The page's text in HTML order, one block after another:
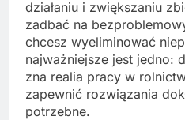
działaniu i zwiększaniu
zadbać na
chcesz wyeliminować
najważniejsze jest jedno:
zna realia pracy w
zapewnić rozwiązania
potrzebne.